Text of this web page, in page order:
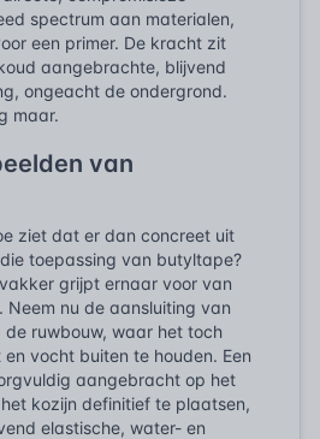
spectrum aan materialen,
een primer. De kracht zit
aangebrachte, blijvend
ongeacht de ondergrond.
maar.
van
ziet dat er dan concreet uit
toepassing van butyltape?
grijpt ernaar voor van
Neem nu de aansluiting van
de ruwbouw, waar het toch
vocht buiten te houden. Een
aangebracht op het
kozijn definitief te plaatsen,
elastische, water- en